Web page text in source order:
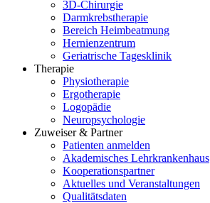
3D-Chirurgie
Darmkrebstherapie
Bereich Heimbeatmung
Hernienzentrum
Geriatrische Tagesklinik
Therapie
Physiotherapie
Ergotherapie
Logopädie
Neuropsychologie
Zuweiser & Partner
Patienten anmelden
Akademisches Lehrkrankenhaus
Kooperationspartner
Aktuelles und Veranstaltungen
Qualitätsdaten